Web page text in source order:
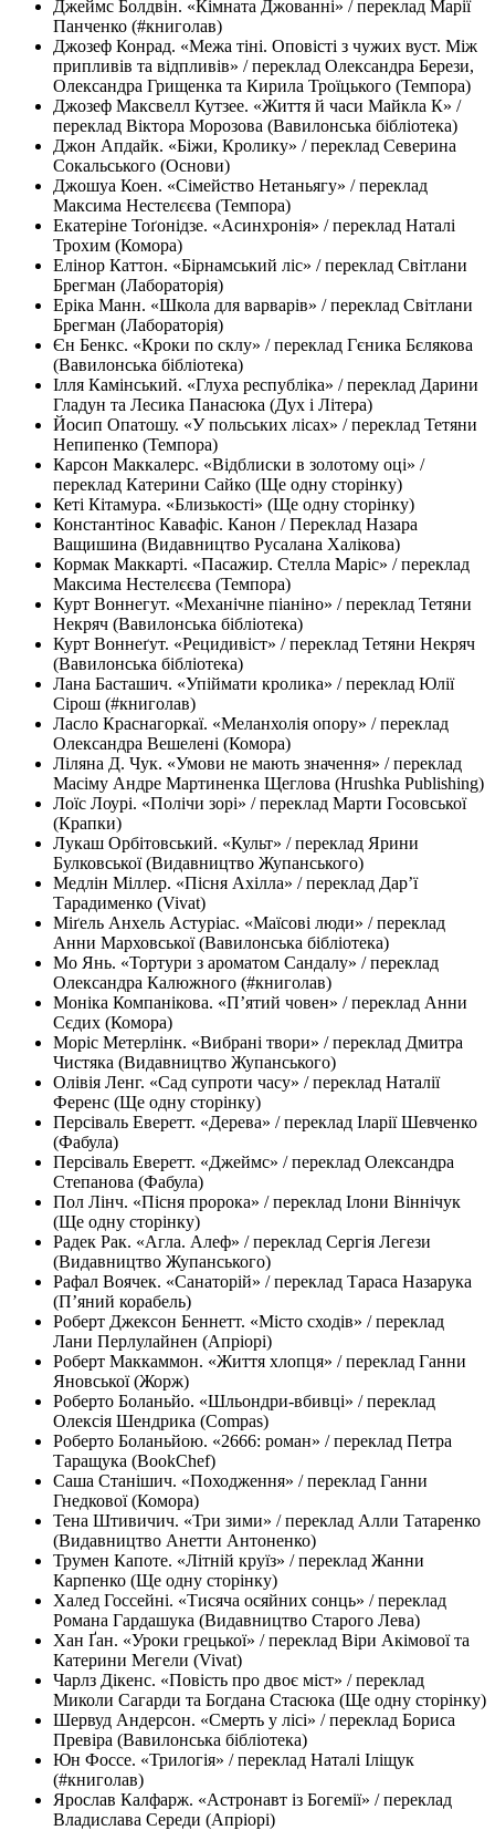
Джеймс Болдвін. «Кімната Джованні» / переклад Марії
Панченко (#книголав)
Джозеф Конрад. «Межа тіні. Оповісті з чужих вуст. Між
припливів та відпливів» / переклад Олександра Берези,
Олександра Грищенка та Кирила Троїцького (Темпора)
Джозеф Максвелл Кутзее. «Життя й часи Майкла К» /
переклад Віктора Морозова (Вавилонська бібліотека)
Джон Апдайк. «Біжи, Кролику» / переклад Северина
Сокальського (Основи)
Джошуа Коен. «Сімейство Нетаньягу» / переклад
Максима Нестелєєва (Темпора)
Екатеріне Тоґонідзе. «Асинхронія» / переклад Наталі
Трохим (Комора)
Елінор Каттон. «Бірнамський ліс» / переклад Світлани
Брегман (Лабораторія)
Еріка Манн. «Школа для варварів» / переклад Світлани
Брегман (Лабораторія)
Єн Бенкс. «Кроки по склу» / переклад Гєника Бєлякова
(Вавилонська бібліотека)
Ілля Камінський. «Глуха республіка» / переклад Дарини
Гладун та Лесика Панасюка (Дух і Літера)
Йосип Опатошу. «У польських лісах» / переклад Тетяни
Непипенко (Темпора)
Карсон Маккалерс. «Відблиски в золотому оці» /
переклад Катерини Сайко (Ще одну сторінку)
Кеті Кітамура. «Близькості» (Ще одну сторінку)
Константінос Кавафіс. Канон / Переклад Назара
Ващишина (Видавництво Русалана Халікова)
Кормак Маккарті. «Пасажир. Стелла Маріс» / переклад
Максима Нестелєєва (Темпора)
Курт Воннегут. «Механічне піаніно» / переклад Тетяни
Некряч (Вавилонська бібліотека)
Курт Воннеґут. «Рецидивіст» / переклад Тетяни Некряч
(Вавилонська бібліотека)
Лана Басташич. «Упіймати кролика» / переклад Юлії
Сірош (#книголав)
Ласло Краснагоркаї. «Меланхолія опору» / переклад
Олександра Вешелені (Комора)
Ліляна Д. Чук. «Умови не мають значення» / переклад
Масіму Андре Мартиненка Щеглова (Hrushka Publishing)
Лоїс Лоурі. «Полічи зорі» / переклад Марти Госовської
(Крапки)
Лукаш Орбітовський. «Культ» / переклад Ярини
Булковської (Видавництво Жупанського)
Медлін Міллер. «Пісня Ахілла» / переклад Дарʼї
Тарадименко (Vivat)
Міґель Анхель Астуріас. «Маїсові люди» / переклад
Анни Марховської (Вавилонська бібліотека)
Мо Янь. «Тортури з ароматом Сандалу» / переклад
Олександра Калюжного (#книголав)
Моніка Компанікова. «П’ятий човен» / переклад Анни
Сєдих (Комора)
Моріс Метерлінк. «Вибрані твори» / переклад Дмитра
Чистяка (Видавництво Жупанського)
Олівія Ленг. «Сад супроти часу» / переклад Наталії
Ференс (Ще одну сторінку)
Персіваль Еверетт. «Дерева» / переклад Іларії Шевченко
(Фабула)
Персіваль Еверетт. «Джеймс» / переклад Олександра
Степанова (Фабула)
Пол Лінч. «Пісня пророка» / переклад Ілони Віннічук
(Ще одну сторінку)
Радек Рак. «Агла. Алеф» / переклад Сергія Легези
(Видавництво Жупанського)
Рафал Воячек. «Санаторій» / переклад Тараса Назарука
(П’яний корабель)
Роберт Джексон Беннетт. «Місто сходів» / переклад
Лани Перлулайнен (Апріорі)
Роберт Маккаммон. «Життя хлопця» / переклад Ганни
Яновської (Жорж)
Роберто Боланьйо. «Шльондри-вбивці» / переклад
Олексія Шендрика (Compas)
Роберто Боланьйою. «2666: роман» / переклад Петра
Таращука (BookChef)
Саша Станішич. «Походження» / переклад Ганни
Гнедкової (Комора)
Тена Штивичич. «Три зими» / переклад Алли Татаренко
(Видавництво Анетти Антоненко)
Трумен Капоте. «Літній круїз» / переклад Жанни
Карпенко (Ще одну сторінку)
Халед Госсейні. «Тисяча осяйних сонць» / переклад
Романа Гардашука (Видавництво Старого Лева)
Хан Ґан. «Уроки грецької» / переклад Віри Акімової та
Катерини Мегели (Vivat)
Чарлз Дікенс. «Повість про двоє міст» / переклад
Миколи Сагарди та Богдана Стасюка (Ще одну сторінку)
Шервуд Андерсон. «Смерть у лісі» / переклад Бориса
Превіра (Вавилонська бібліотека)
Юн Фоссе. «Трилогія» / переклад Наталі Іліщук
(#книголав)
Ярослав Калфарж. «Астронавт із Богемії» / переклад
Владислава Середи (Апріорі)